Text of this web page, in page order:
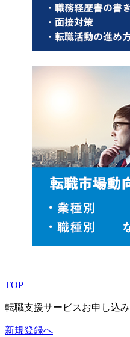
TOP
転職支援サービスお申し込み
新規登録へ